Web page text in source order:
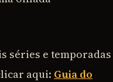
séries e temporadas
aqui: Guia do